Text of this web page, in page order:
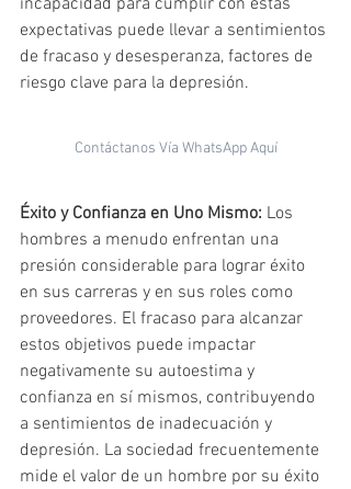
expectativas puede llevar a sentimientos
de fracaso y desesperanza, factores de
riesgo clave para la depresión.
Contáctanos Vía WhatsApp Aquí
Éxito y Confianza en Uno Mismo: Los
hombres a menudo enfrentan una
presión considerable para lograr éxito
en sus carreras y en sus roles como
proveedores. El fracaso para alcanzar
estos objetivos puede impactar
negativamente su autoestima y
confianza en sí mismos, contribuyendo
a sentimientos de inadecuación y
depresión. La sociedad frecuentemente
mide el valor de un hombre por su éxito